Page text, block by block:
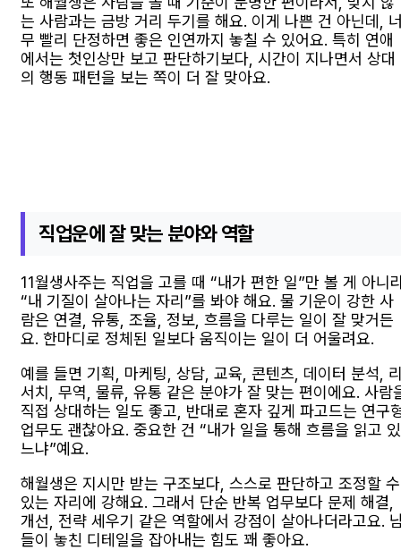
는 사람과는 금방 거리 두기를 해요. 이게 나쁜 건 아닌데,
무 빨리 단정하면 좋은 인연까지 놓칠 수 있어요. 특히 연애
에서는 첫인상만 보고 판단하기보다, 시간이 지나면서 상대
의 행동 패턴을 보는 쪽이 더 잘 맞아요.
직업운에 잘 맞는 분야와 역할
11월생사주는 직업을 고를 때 “내가 편한 일”만 볼 게 아니
“내 기질이 살아나는 자리”를 봐야 해요. 물 기운이 강한 사
람은 연결, 유통, 조율, 정보, 흐름을 다루는 일이 잘 맞거든
요. 한마디로 정체된 일보다 움직이는 일이 더 어울려요.
예를 들면 기획, 마케팅, 상담, 교육, 콘텐츠, 데이터 분석,
서치, 무역, 물류, 유통 같은 분야가 잘 맞는 편이에요. 사람
직접 상대하는 일도 좋고, 반대로 혼자 깊게 파고드는 연구
업무도 괜찮아요. 중요한 건 “내가 일을 통해 흐름을 읽고 있
느냐”예요.
해월생은 지시만 받는 구조보다, 스스로 판단하고 조정할 수
있는 자리에 강해요. 그래서 단순 반복 업무보다 문제 해결,
개선, 전략 세우기 같은 역할에서 강점이 살아나더라고요.
들이 놓친 디테일을 잡아내는 힘도 꽤 좋아요.